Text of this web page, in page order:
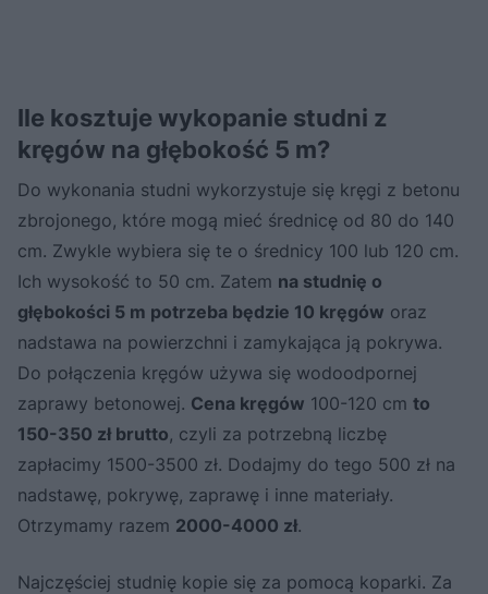
Ile kosztuje wykopanie studni z
kręgów na głębokość 5 m?
Do wykonania studni wykorzystuje się kręgi z betonu
zbrojonego, które mogą mieć średnicę od 80 do 140
cm. Zwykle wybiera się te o średnicy 100 lub 120 cm.
Ich wysokość to 50 cm. Zatem na studnię o
głębokości 5 m potrzeba będzie 10 kręgów oraz
nadstawa na powierzchni i zamykająca ją pokrywa.
Do połączenia kręgów używa się wodoodpornej
zaprawy betonowej. Cena kręgów 100-120 cm to
150-350 zł brutto, czyli za potrzebną liczbę
zapłacimy 1500-3500 zł. Dodajmy do tego 500 zł na
nadstawę, pokrywę, zaprawę i inne materiały.
Otrzymamy razem 2000-4000 zł.
Najczęściej studnię kopie się za pomocą koparki. Za